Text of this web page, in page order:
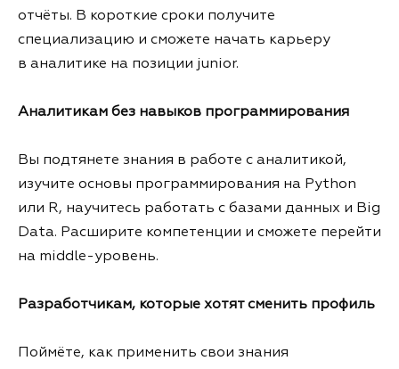
отчёты. В короткие сроки получите
специализацию и сможете начать карьеру
в аналитике на позиции junior.
Аналитикам без навыков программирования
Вы подтянете знания в работе с аналитикой,
изучите основы программирования на Python
или R, научитесь работать с базами данных и Big
Data. Расширите компетенции и сможете перейти
на middle-уровень.
Разработчикам, которые хотят сменить профиль
Поймёте, как применить свои знания